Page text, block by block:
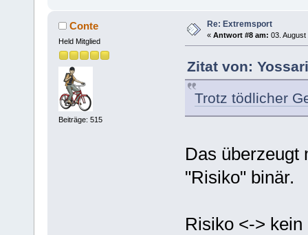
Conte
Held Mitglied
Beiträge: 515
Re: Extremsport
« Antwort #8 am: 03.
Zitat von:
Trotz tödlicher
Das überzeugt
"Risiko" binär.
Risiko <-> kein